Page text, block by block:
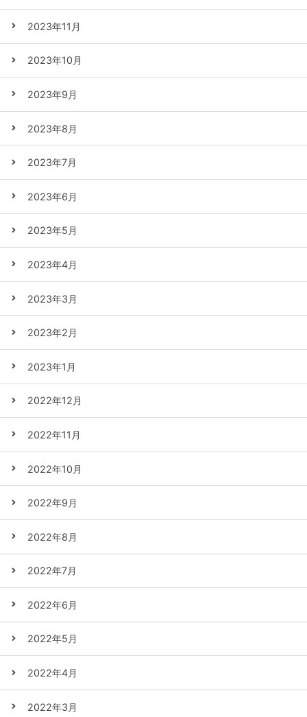
2023年11月
2023年10月
2023年9月
2023年8月
2023年7月
2023年6月
2023年5月
2023年4月
2023年3月
2023年2月
2023年1月
2022年12月
2022年11月
2022年10月
2022年9月
2022年8月
2022年7月
2022年6月
2022年5月
2022年4月
2022年3月